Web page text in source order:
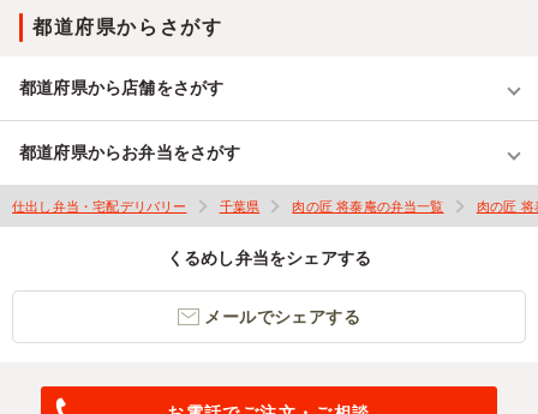
都道府県からさがす
都道府県から店舗をさがす
都道府県からお弁当をさがす
仕出し弁当・宅配デリバリー 千葉県 肉の匠 将泰庵の弁当一覧 肉の匠 将
くるめし弁当をシェアする
メールでシェアする